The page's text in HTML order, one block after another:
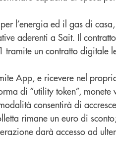
l’energia ed il gas di casa,
aderenti a Sait. Il
tramite un contratto digitale
App, e ricevere nel
di “utility token”, monete
consentirà di
rimane un euro di
darà accesso ad